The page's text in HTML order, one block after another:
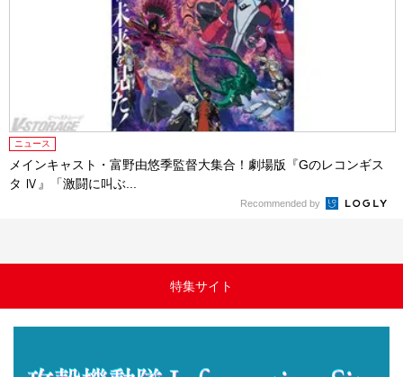
ニュース
メインキャスト・富野由悠季監督大集合！劇場版『Gのレコンギス
タ Ⅳ』「激闘に叫ぶ...
Recommended by
特集サイト